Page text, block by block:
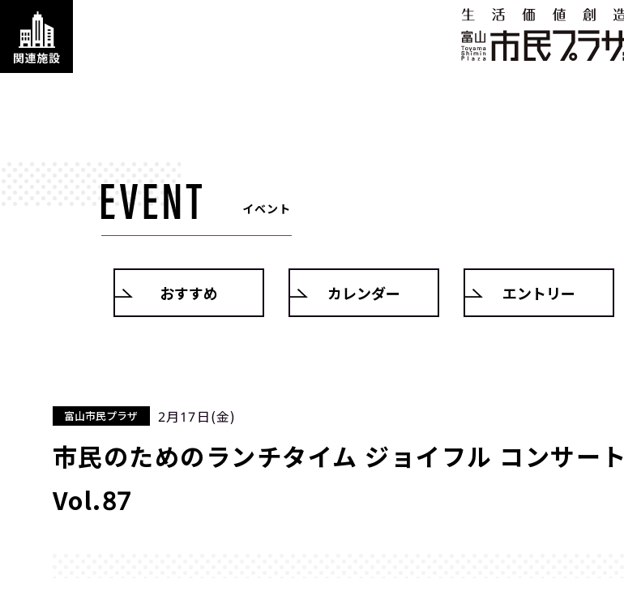
イベント
おすすめ カレンダー エントリー
市民のためのランチタイム ジョイフル コンサート
Vol.87
富山市民プラザ 2月17日(金)